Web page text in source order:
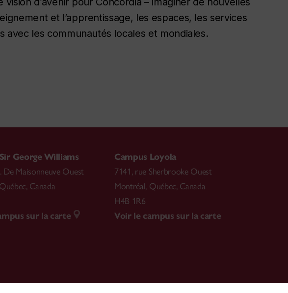
et l’apprentissage, les espaces, les services
avec les communautés locales et mondiales.
George Williams
De Maisonneuve Ouest
Québec, Canada
sur la carte
Campus Loyola
7141, rue Sherbrooke Ouest
Montréal, Québec, Canada
H4B 1R6
Voir le campus sur la carte